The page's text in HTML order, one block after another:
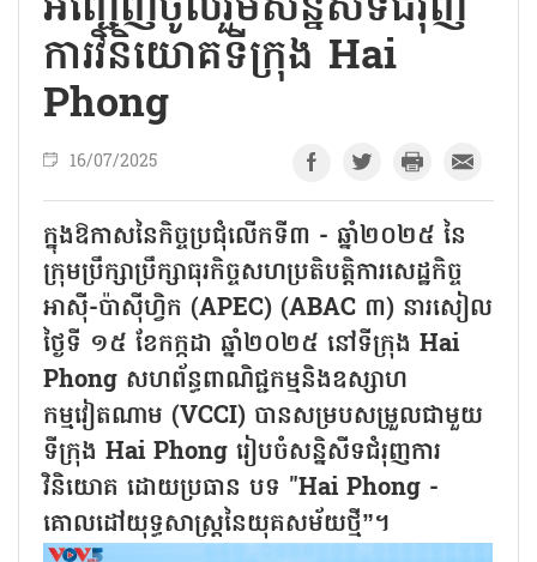
ការវិនិយោគទីក្រុង Hai
Phong
16/07/2025
ក្នុងឱកាសនៃកិច្ចប្រជុំលើកទី៣ - ឆ្នាំ២០២៥ នៃ
ក្រុមប្រឹក្សាប្រឹក្សាធុរកិច្ចសហប្រតិបត្តិការសេដ្ឋកិច្ច
អាស៊ី-ប៉ាស៊ីហ្វិក (APEC) (ABAC ៣) នារសៀល
ថ្ងៃទី ១៥ ខែកក្កដា ឆ្នាំ២០២៥ នៅទីក្រុង Hai
Phong សហព័ន្ធពាណិជ្ជកម្មនិងឧស្សាហ
កម្មវៀតណាម (VCCI) បានសម្របសម្រួលជាមួយ
ទីក្រុង Hai Phong រៀបចំសន្និសីទជំរុញការ
វិនិយោគ ដោយប្រធាន បទ "Hai Phong -
គោលដៅយុទ្ធសាស្ត្រនៃយុគសម័យថ្មី”។